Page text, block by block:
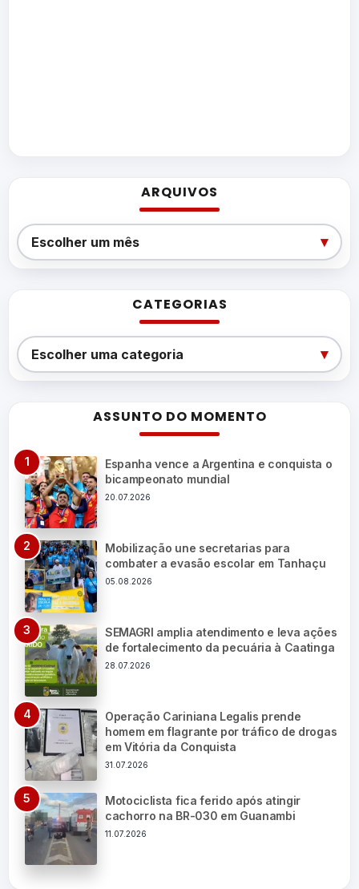
ARQUIVOS
Arquivos
Escolher um mês ▾
CATEGORIAS
Categorias
Escolher uma categoria ▾
ASSUNTO DO MOMENTO
Espanha vence a Argentina e conquista o
bicampeonato mundial
20.07.2026
Mobilização une secretarias para
combater a evasão escolar em Tanhaçu
05.08.2026
SEMAGRI amplia atendimento e leva ações
de fortalecimento da pecuária à Caatinga
28.07.2026
Operação Cariniana Legalis prende
homem em flagrante por tráfico de drogas
em Vitória da Conquista
31.07.2026
Motociclista fica ferido após atingir
cachorro na BR-030 em Guanambi
11.07.2026